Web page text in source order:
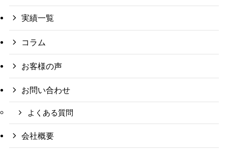
実績一覧
コラム
お客様の声
お問い合わせ
よくある質問
会社概要